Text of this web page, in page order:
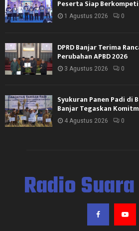
Peserta Siap
1 Agustus 2026 0
DPRD Banjar Terima
Perubahan APBD 2026
3 Agustus 2026 0
Syukuran Panen Padi di
Banjar Tegaskan
4 Agustus 2026 0
Radio